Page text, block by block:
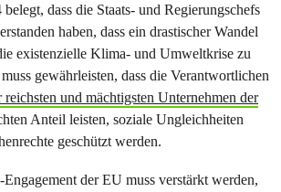
dass die Staats- und Regierungschefs
haben, dass ein drastischer Wandel
existenzielle Klima- und Umweltkrise zu
gewährleisten, dass die Verantwortlichen
und mächtigsten Unternehmen der
Anteil leisten, soziale Ungleichheiten
geschützt werden.
der EU muss verstärkt werden,